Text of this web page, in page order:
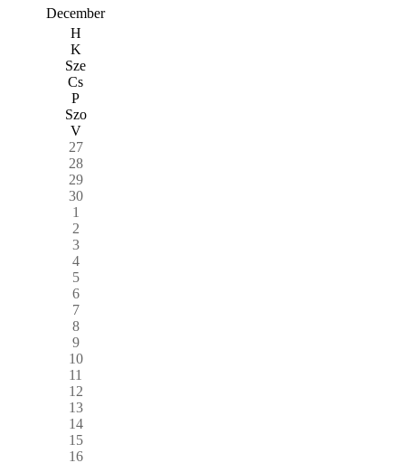
December
H
K
Sze
Cs
P
Szo
V
27
28
29
30
1
2
3
4
5
6
7
8
9
10
11
12
13
14
15
16